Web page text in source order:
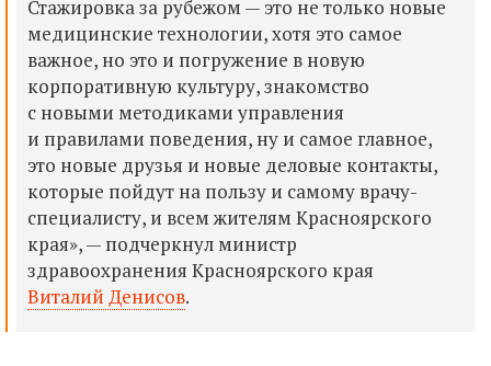
Стажировка за рубежом — это не только новые
медицинские технологии, хотя это самое
важное, но это и погружение в новую
корпоративную культуру, знакомство
с новыми методиками управления
и правилами поведения, ну и самое главное,
это новые друзья и новые деловые контакты,
которые пойдут на пользу и самому врачу-
специалисту, и всем жителям Красноярского
края», — подчеркнул министр
здравоохранения Красноярского края
Виталий Денисов.